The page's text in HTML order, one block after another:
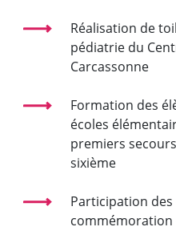
Réalisation de
pédiatrie du
Carcassonne
Formation des
écoles
premiers
sixième
Participation
commémoration